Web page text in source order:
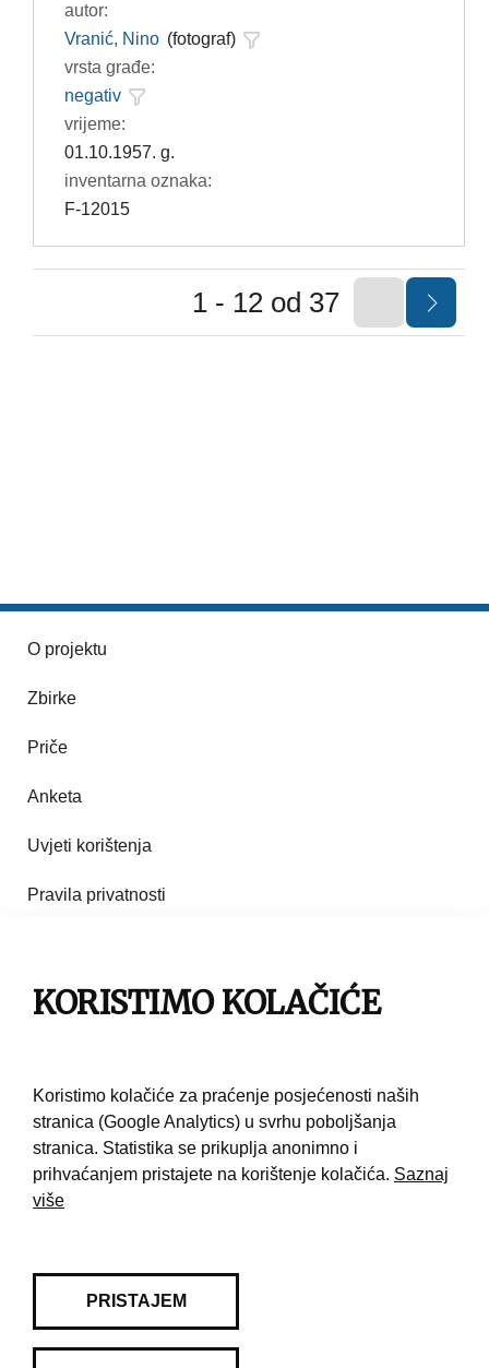
autor:
Vranić, Nino (fotograf)
vrsta građe:
negativ
vrijeme:
01.10.1957. g.
inventarna oznaka:
F-12015
1 - 12 od 37
O projektu
Zbirke
Priče
Anketa
Uvjeti korištenja
Pravila privatnosti
Pravila korištenja
KORISTIMO KOLAČIĆE
Koristimo kolačiće za praćenje posjećenosti naših
stranica (Google Analytics) u svrhu poboljšanja
stranica. Statistika se prikuplja anonimno i
prihvaćanjem pristajete na korištenje kolačića. Saznaj
više
PRISTAJEM